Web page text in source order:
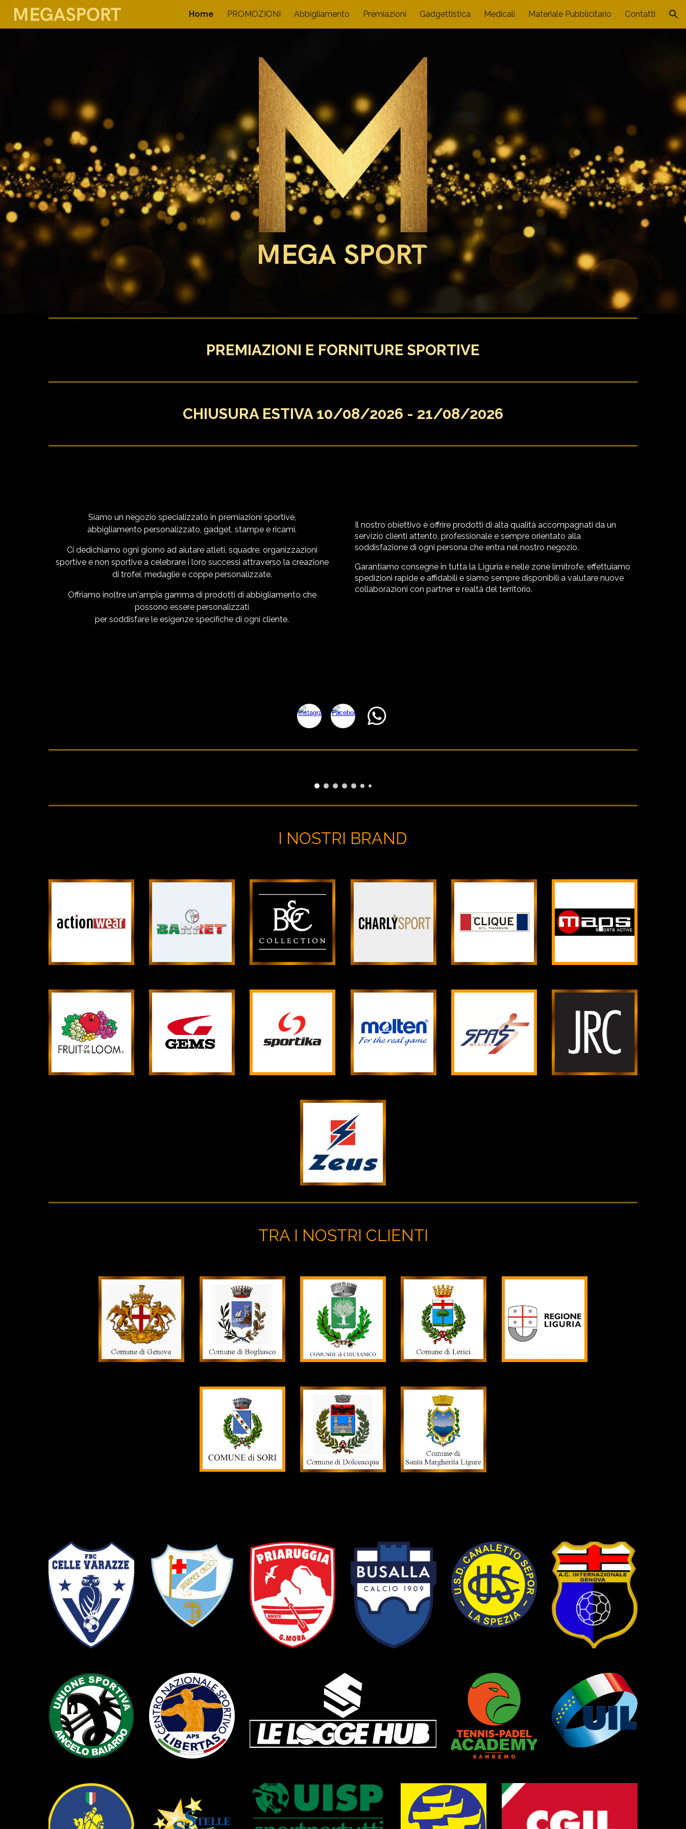
Skip to main content Skip to navigation
Home PROMOZIONI Abbigliamento Premiazioni Gadgettistica Medicali Materiale Pubblicitario Contatti
PREMIAZIONI E FORNITURE SPORTIVE
CHIUSURA ESTIVA 10/08/2026 - 21/08/2026
Siamo un negozio specializzato in premiazioni sportive,
abbigliamento personalizzato, gadget, stampe e ricami.
Ci dedichiamo ogni giorno ad aiutare atleti, squadre, organizzazioni
sportive e non sportive a celebrare i loro successi attraverso la creazione
di trofei, medaglie e coppe personalizzate.
Offriamo inoltre un'ampia gamma di prodotti di abbigliamento che
possono essere personalizzati
per soddisfare le esigenze specifiche di ogni cliente.
Il nostro obiettivo è offrire prodotti di alta qualità accompagnati da un
servizio clienti attento, professionale e sempre orientato alla
soddisfazione di ogni persona che entra nel nostro negozio.
Garantiamo consegne in tutta la Liguria e nelle zone limitrofe, effettuiamo
spedizioni rapide e affidabili e siamo sempre disponibili a valutare nuove
collaborazioni con partner e realtà del territorio.
I NOSTRI BRAND
TRA I NOSTRI CLIENTI